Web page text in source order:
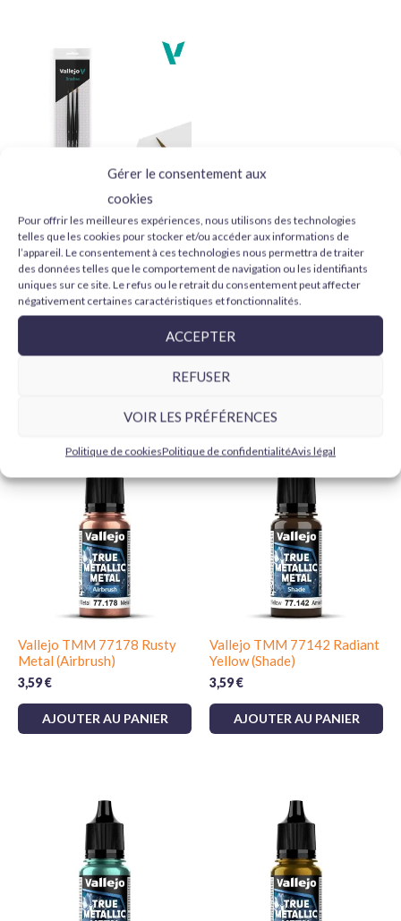
Gérer le consentement aux
cookies
Pour offrir les meilleures expériences, nous utilisons des technologies
telles que les cookies pour stocker et/ou accéder aux informations de
l’appareil. Le consentement à ces technologies nous permettra de traiter
des données telles que le comportement de navigation ou les identifiants
uniques sur ce site. Le refus ou le retrait du consentement peut affecter
négativement certaines caractéristiques et fonctionnalités.
ACCEPTER
REFUSER
VOIR LES PRÉFÉRENCES
Politique de cookiesPolitique de confidentialitéAvis légal
Choisissez Tamiya XF52 pour vos projets de modélisme et
obtenez des résultats professionnels. Donnez vie à vos
modèles, miniatures et créations avec la qualité inégalée de
Tamiya !
Vallejo Design Set Pro
Modeler B01991 pelo
natural 0, 1 y 2
24,95€
AJOUTER AU PANIER
Produits similaires
Vallejo TMM 77178 Rusty
Metal (Airbrush)
3,59€
AJOUTER AU PANIER
Vallejo TMM 77142 Radiant
Yellow (Shade)
3,59€
AJOUTER AU PANIER